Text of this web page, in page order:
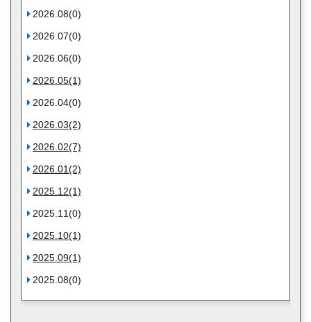
2026.08(0)
2026.07(0)
2026.06(0)
2026.05(1)
2026.04(0)
2026.03(2)
2026.02(7)
2026.01(2)
2025.12(1)
2025.11(0)
2025.10(1)
2025.09(1)
2025.08(0)